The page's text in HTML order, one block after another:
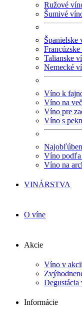
Ružové
Šumivé
Španielske
Talianske
Nemecké
Víno k
Víno na
Víno pre
Víno s
Víno podľa
Víno na
VINÁRSTVA
O víne
Akcie
Víno v akcii
Degustácia
Informácie